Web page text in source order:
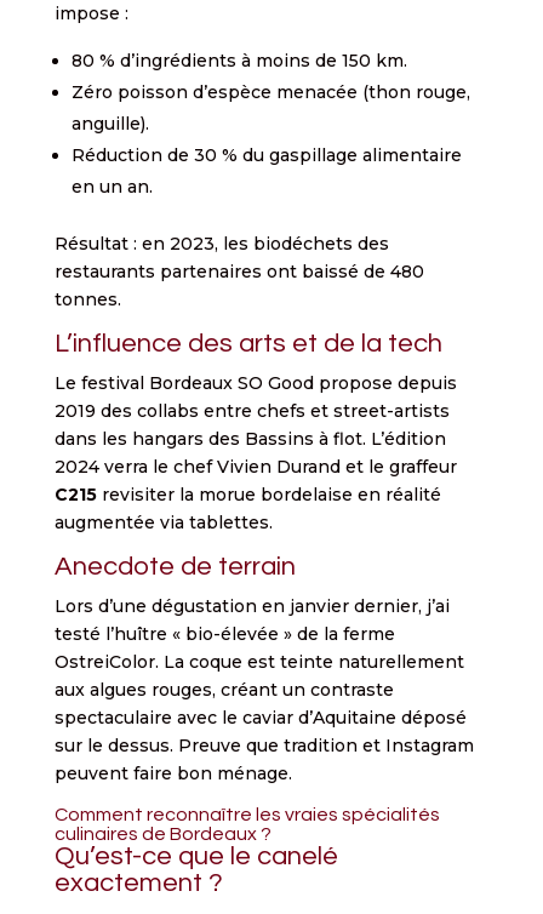
impose :
80 % d’ingrédients à moins de 150 km.
Zéro poisson d’espèce menacée (thon rouge,
anguille).
Réduction de 30 % du gaspillage alimentaire
en un an.
Résultat : en 2023, les biodéchets des
restaurants partenaires ont baissé de 480
tonnes.
L’influence des arts et de la tech
Le festival Bordeaux SO Good propose depuis
2019 des collabs entre chefs et street-artists
dans les hangars des Bassins à flot. L’édition
2024 verra le chef Vivien Durand et le graffeur
C215revisiter la morue bordelaise en réalité
augmentée via tablettes.
Anecdote de terrain
Lors d’une dégustation en janvier dernier, j’ai
testé l’huître « bio-élevée » de la ferme
OstreiColor. La coque est teinte naturellement
aux algues rouges, créant un contraste
spectaculaire avec le caviar d’Aquitaine déposé
sur le dessus. Preuve que tradition et Instagram
peuvent faire bon ménage.
Comment reconnaître les vraies spécialités
culinaires de Bordeaux ?
Qu’est-ce que le canelé
exactement ?